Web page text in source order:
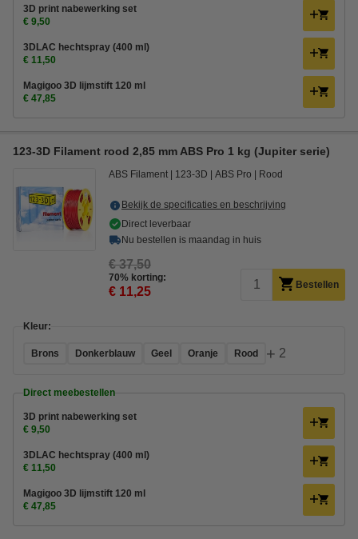
3D print nabewerking set
€ 9,50
3DLAC hechtspray (400 ml)
€ 11,50
Magigoo 3D lijmstift 120 ml
€ 47,85
123-3D Filament rood 2,85 mm ABS Pro 1 kg (Jupiter serie)
ABS Filament 123-3D ABS Pro Rood
Bekijk de specificaties en beschrijving
Direct leverbaar
Nu bestellen is maandag in huis
€ 37,50
70% korting:
€ 11,25 Bestellen
Kleur:
Brons Donkerblauw Geel Oranje Rood + 2
Direct meebestellen
3D print nabewerking set
€ 9,50
3DLAC hechtspray (400 ml)
€ 11,50
Magigoo 3D lijmstift 120 ml
€ 47,85